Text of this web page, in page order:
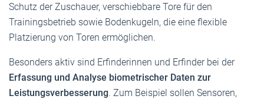
Schutz der Zuschauer, verschiebbare Tore für den
Trainingsbetrieb sowie Bodenkugeln, die eine flexible
Platzierung von Toren ermöglichen.
Besonders aktiv sind Erfinderinnen und Erfinder bei der
Erfassung und Analyse biometrischer Daten zur
Leistungsverbesserung. Zum Beispiel sollen Sensoren,